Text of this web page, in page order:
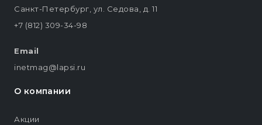
Санкт-Петербург, ул. Седова, д. 11
+7 (812) 309-34-98
Email
inetmag@lapsi.ru
О компании
Акции